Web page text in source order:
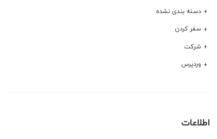
دسته بندی نشده
سفر کردن
شرکت
وردپرس
اطلاعات